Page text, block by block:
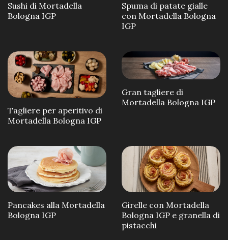
Sushi di Mortadella
Bologna IGP
Spuma di patate gialle
con Mortadella Bologna
IGP
Tagliere per aperitivo di
Mortadella Bologna IGP
Gran tagliere di
Mortadella Bologna IGP
Pancakes alla Mortadella
Bologna IGP
Girelle con Mortadella
Bologna IGP e granella di
pistacchi